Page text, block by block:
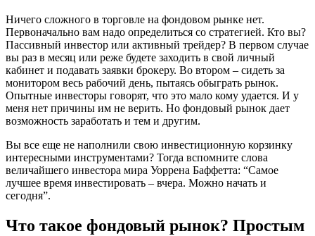
Ничего сложного в торговле на фондовом рынке нет.
Первоначально вам надо определиться со стратегией. Кто вы?
Пассивный инвестор или активный трейдер? В первом случае
вы раз в месяц или реже будете заходить в свой личный
кабинет и подавать заявки брокеру. Во втором – сидеть за
монитором весь рабочий день, пытаясь обыграть рынок.
Опытные инвесторы говорят, что это мало кому удается. И у
меня нет причины им не верить. Но фондовый рынок дает
возможность заработать и тем и другим.
Вы все еще не наполнили свою инвестиционную корзинку
интересными инструментами? Тогда вспомните слова
величайшего инвестора мира Уоррена Баффетта: “Самое
лучшее время инвестировать – вчера. Можно начать и
сегодня”.
Что такое фондовый рынок? Простым